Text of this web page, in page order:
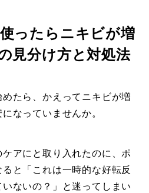
ったらニキビが増
見分け方と対処法
めたら、かえってニキビが増
なっていませんか。
アにと取り入れたのに、ポ
と「これは一時的な好転反
ないの？」と迷ってしまい